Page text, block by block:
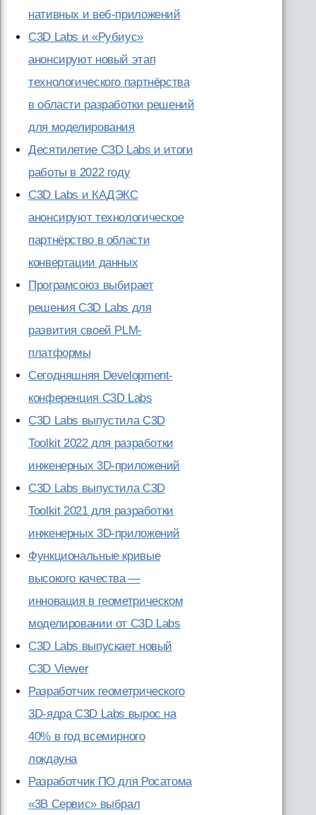
нативных и веб-приложений
C3D Labs и «Рубиус»
анонсируют новый этап
технологического партнёрства
в области разработки решений
для моделирования
Десятилетие C3D Labs и итоги
работы в 2022 году
C3D Labs и КАДЭКС
анонсируют технологическое
партнёрство в области
конвертации данных
Програмсоюз выбирает
решения C3D Labs для
развития своей PLM-
платформы
Сегодняшняя Development-
конференция C3D Labs
C3D Labs выпустила C3D
Toolkit 2022 для разработки
инженерных 3D-приложений
C3D Labs выпустила C3D
Toolkit 2021 для разработки
инженерных 3D-приложений
Функциональные кривые
высокого качества —
инновация в геометрическом
моделировании от C3D Labs
C3D Labs выпускает новый
C3D Viewer
Разработчик геометрического
3D-ядра C3D Labs вырос на
40% в год всемирного
локдауна
Разработчик ПО для Росатома
«3В Сервис» выбрал